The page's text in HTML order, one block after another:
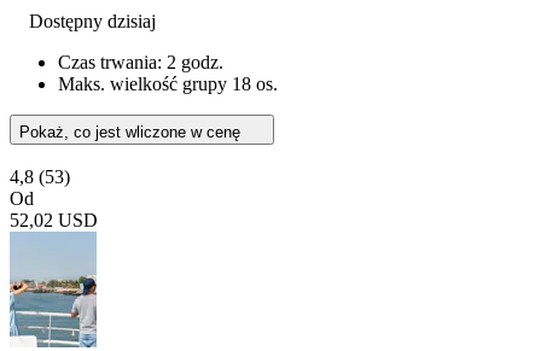
Dostępny dzisiaj
Czas trwania: 2 godz.
Maks. wielkość grupy 18 os.
Pokaż, co jest wliczone w cenę
4,8 (53)
Od
52,02 USD